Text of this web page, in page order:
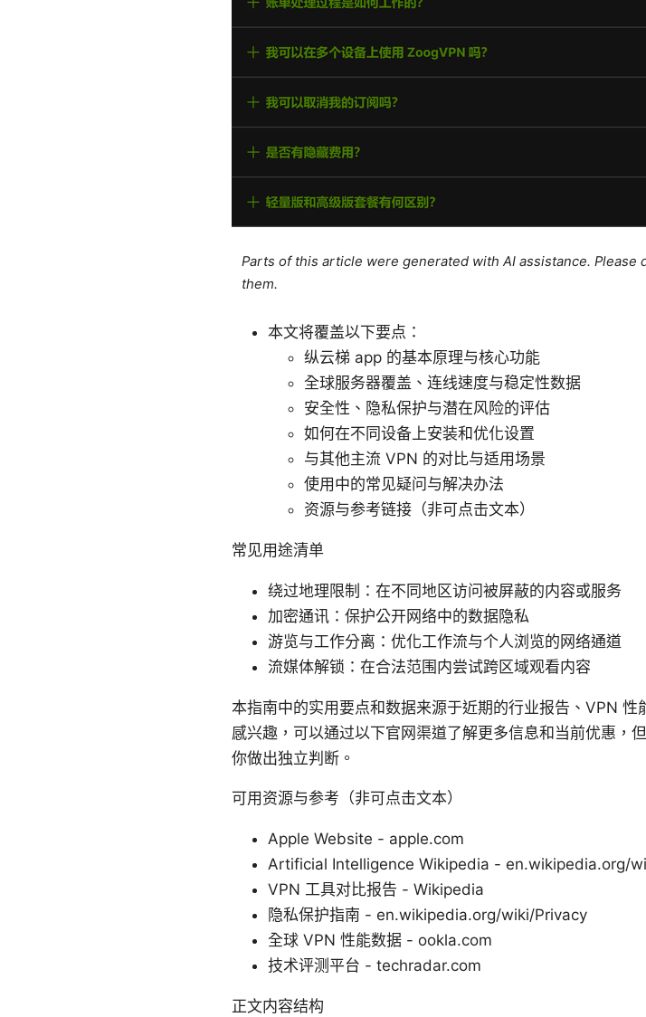
Parts of this article were generated with AI assistance.
them.
本文将覆盖以下要点：
纵云梯 app 的基本原理与核心功能
全球服务器覆盖、连线速度与稳定性数据
安全性、隐私保护与潜在风险的评估
如何在不同设备上安装和优化设置
与其他主流 VPN 的对比与适用场景
使用中的常见疑问与解决办法
资源与参考链接（非可点击文本）
常见用途清单
绕过地理限制：在不同地区访问被屏蔽的内容或服务
加密通讯：保护公开网络中的数据隐私
游览与工作分离：优化工作流与个人浏览的网络通道
流媒体解锁：在合法范围内尝试跨区域观看内容
本指南中的实用要点和数据来源于近期的行业报告、VPN
感兴趣，可以通过以下官网渠道了解更多信息和当前优惠，
你做出独立判断。
可用资源与参考（非可点击文本）
Apple Website - apple.com
Artificial Intelligence Wikipedia - en.wikipedia.org/
VPN 工具对比报告 - Wikipedia
隐私保护指南 - en.wikipedia.org/wiki/Privacy
全球 VPN 性能数据 - ookla.com
技术评测平台 - techradar.com
正文内容结构